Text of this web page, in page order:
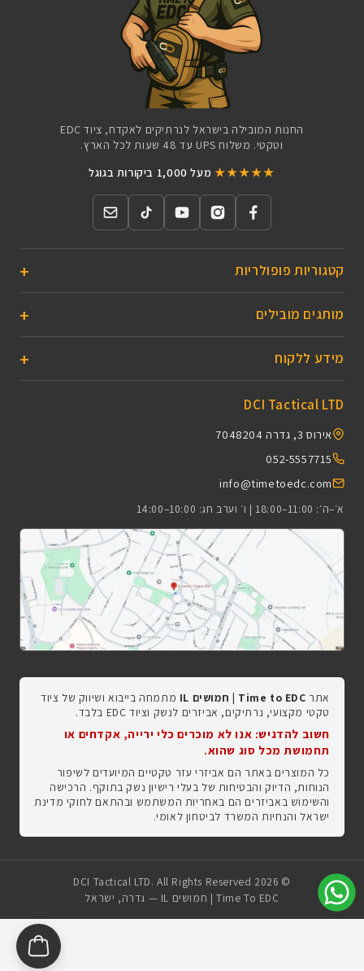
החנות המובילה בישראל לנרתיקים לאקדח, ציוד EDC
וטקטי. משלוח UPS עד 48 שעות לכל הארץ.
★★★★★ מעל 1,000 ביקורות בגוגל
קטגוריות פופולריות
מותגים מובילים
מידע ללקוח
DCI Tactical LTD
אירוס 3, גדרה 7048204
052-5557715
info@timetoedc.com
א׳–ה׳: 11:00–18:00 | ו׳ וערב חג: 10:00–14:00
אתר Time to EDC | חמושים IL
מתמחה בייבוא ושיווק של ציוד
טקטי מקצועי, נרתיקים, אביזרים לנשק וציוד EDC בלבד.
חשוב להדגיש: אנו לא מוכרים כלי ירייה, אקדחים או
תחמושת מכל סוג שהוא.
כל המוצרים באתר הם אביזרי עזר טקטיים המיועדים לשיפור
הנוחות, הדיוק והבטיחות של בעלי רישיון נשק בתוקף. הרכישה
והשימוש באביזרים הם באחריות המשתמש ובהתאם לחוקי מדינת
ישראל והנחיות המשרד לביטחון לאומי.
© 2026 DCI Tactical LTD. All Rights Reserved
Time To EDC | חמושים IL — גדרה, ישראל